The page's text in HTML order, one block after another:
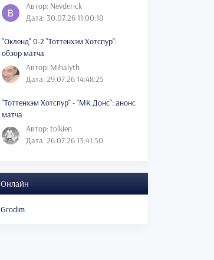
Автор: Nevderick
Дата: 30.07.26 11:00:18
"Окленд" 0-2 "Тоттенхэм Хотспур":
обзор матча
Автор: Mihalyth
Дата: 29.07.26 14:48:25
"Тоттенхэм Хотспур" - "МК Донс": анонс
матча
Автор: tolkien
Дата: 26.07.26 13:41:50
Онлайн
Grodim